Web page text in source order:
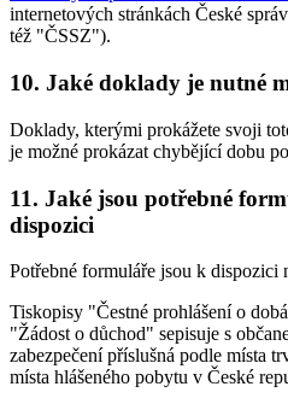
internetových stránkách České
též "ČSSZ").
10. Jaké doklady je nutné
Doklady, kterými prokážete svoji
je možné prokázat chybějící dobu
11. Jaké jsou potřebné
dispozici
Potřebné formuláře jsou k dispozici
Tiskopisy "Čestné prohlášení o
"Žádost o důchod" sepisuje s
zabezpečení příslušná podle místa
místa hlášeného pobytu v České